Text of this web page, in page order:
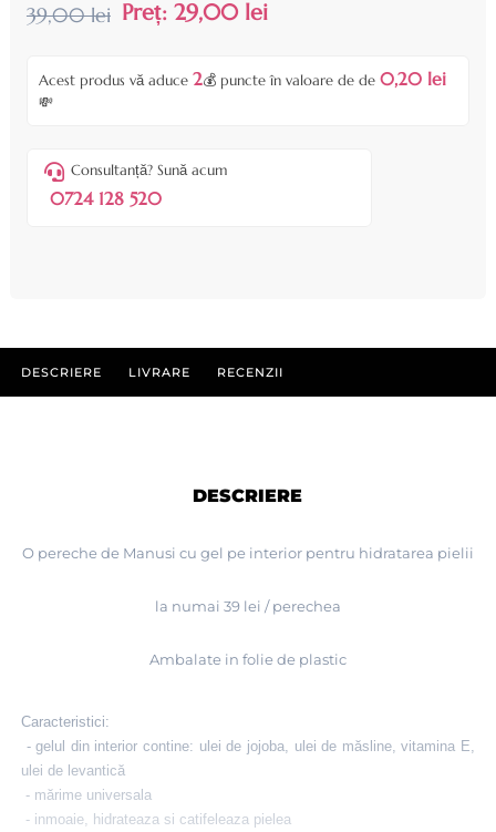
39,00 lei Preț: 29,00 lei
Acest produs vă aduce 2💰 puncte în valoare de de 0,20 lei
💸
Consultanță? Sună acum
0724 128 520
DESCRIERE LIVRARE RECENZII
DESCRIERE
O pereche de Manusi cu gel pe interior pentru hidratarea pielii
la numai 39 lei / perechea
Ambalate in folie de plastic
Caracteristici:
- gelul din interior contine: ulei de jojoba, ulei de măsline, vitamina E,
ulei de levantică
- mărime universala
- inmoaie, hidrateaza si catifeleaza pielea